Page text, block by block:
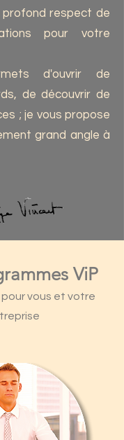
profond respect de
pour votre
d'ouvrir de
de découvrir de
; je vous propose
grand angle à
ViP
vous et votre